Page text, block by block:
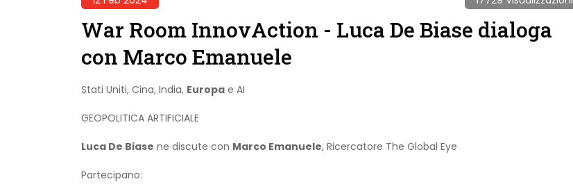
War Room InnovAction - Luca De Biase dialoga
con Marco Emanuele
Stati Uniti, Cina, India, Europa e AI
GEOPOLITICA ARTIFICIALE
Luca De Biase ne discute con Marco Emanuele, Ricercatore The Global Eye
Partecipano: